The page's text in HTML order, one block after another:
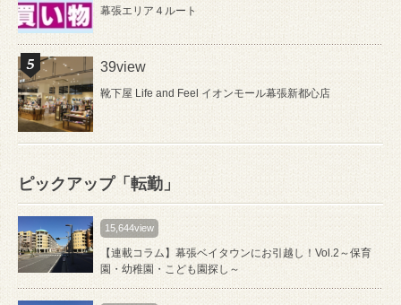
幕張エリア４ルート
39view
靴下屋 Life and Feel イオンモール幕張新都心店
ピックアップ「転勤」
15,644view
【連載コラム】幕張ベイタウンにお引越し！Vol.2～保育
園・幼稚園・こども園探し～